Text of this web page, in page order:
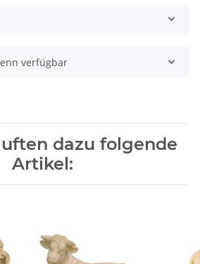
verfügbar
dazu folgende
Artikel: